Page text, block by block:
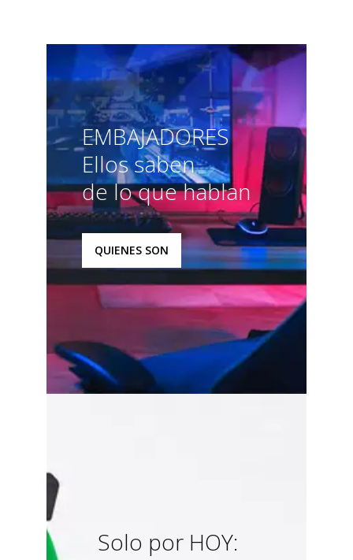
EMBAJADORES
Ellos saben
de lo que hablan
QUIENES SON
Solo por HOY: